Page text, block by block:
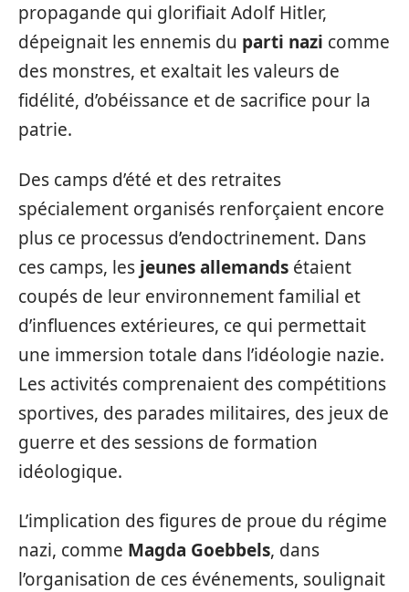
propagande qui glorifiait Adolf Hitler,
dépeignait les ennemis du parti nazi comme
des monstres, et exaltait les valeurs de
fidélité, d’obéissance et de sacrifice pour la
patrie.
Des camps d’été et des retraites
spécialement organisés renforçaient encore
plus ce processus d’endoctrinement. Dans
ces camps, les jeunes allemands étaient
coupés de leur environnement familial et
d’influences extérieures, ce qui permettait
une immersion totale dans l’idéologie nazie.
Les activités comprenaient des compétitions
sportives, des parades militaires, des jeux de
guerre et des sessions de formation
idéologique.
L’implication des figures de proue du régime
nazi, comme Magda Goebbels, dans
l’organisation de ces événements, soulignait